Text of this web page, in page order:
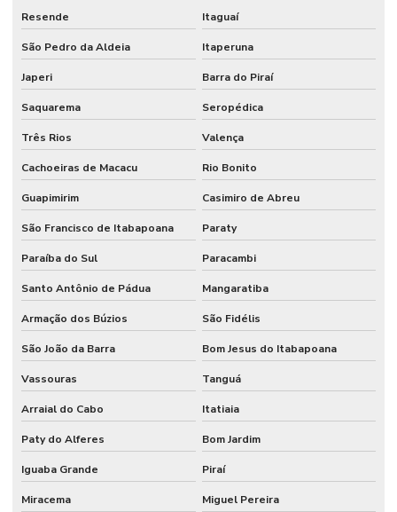
Resende Itaguaí
São Pedro da Aldeia Itaperuna
Japeri Barra do Piraí
Saquarema Seropédica
Três Rios Valença
Cachoeiras de Macacu Rio Bonito
Guapimirim Casimiro de Abreu
São Francisco de Itabapoana Paraty
Paraíba do Sul Paracambi
Santo Antônio de Pádua Mangaratiba
Armação dos Búzios São Fidélis
São João da Barra Bom Jesus do Itabapoana
Vassouras Tanguá
Arraial do Cabo Itatiaia
Paty do Alferes Bom Jardim
Iguaba Grande Piraí
Miracema Miguel Pereira